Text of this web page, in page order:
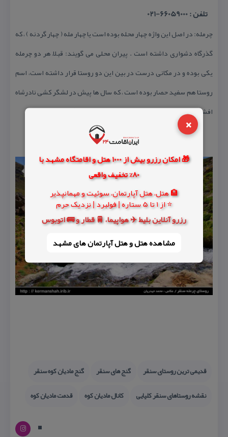
×
🎁 امکان رزرو بیش از 1000 هتل و اقامتگاه مشهد با
80% تخفیف واقعی
🏨 هتل، هتل آپارتمان، سوئیت و مهمانپذیر
⭐ از 1 تا 5 ستاره | فولبرد | نزدیک حرم
رزرو آنلاین بلیط ✈️ هواپیما، 🚆 قطار و 🚌 اتوبوس
مشاهده هتل و هتل‌ آپارتمان های مشهد
تلفن : 66059000-021
چرمله: در اصل این واژه چهار محله بوده است یا چهار مله ( چهار گردنه ) ، كه
گذرگاه دشواری داشته است . پیران محلی می گویند: قبلاً هر دو چرمله
یكی بوده و در مكانی درست در بین این دو روستا قرار داشته است، اسم
روستا هم سفید حصار بوده است ، كه سال ها پیش در لشگر كشی نادرشاه
افشار ویران شد و روستاهای (چرمله بالا و پایین) بعداً بنا گردیدند.
قدیمی ترین روستای سنقر گنج های سنقر
گنج مادیان كوه سنقر
نقشه روستاهای سنقر كلیایی
كانال مادیان كوه قدمت مادیان كوه